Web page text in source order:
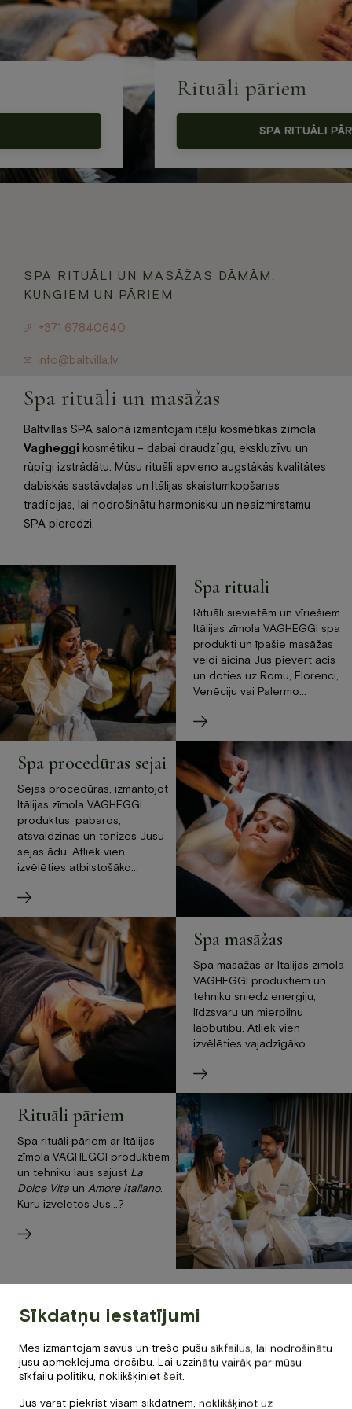
Jaunumi
Dāvanu karte
Galerija
SPA RITUĀLI UN MASĀŽAS DĀMĀM,
KUNGIEM UN PĀRIEM
+371 67840640
info@baltvilla.lv
Rituāli pāriem
Spa rituāli un masāžas
Baltvillas SPA salonā izmantojam itāļu kosmētikas zīmola
Vagheggi kosmētiku – dabai draudzīgu, ekskluzīvu un
rūpīgi izstrādātu. Mūsu rituāli apvieno augstākās kvalitātes
dabiskās sastāvdaļas un Itālijas skaistumkopšanas
tradīcijas, lai nodrošinātu harmonisku un neaizmirstamu
SPA pieredzi.
Spa rituāli
Rituāli sievietēm un vīriešiem.
Itālijas zīmola VAGHEGGI spa
produkti un īpašie masāžas
veidi aicina Jūs pievērt acis
un doties uz Romu, Florenci,
Venēciju vai Palermo…
Spa procedūras sejai
Sejas procedūras, izmantojot
Itālijas zīmola VAGHEGGI
produktus, pabaros,
atsvaidzinās un tonizēs Jūsu
sejas ādu. Atliek vien
izvēlēties atbilstošāko…
Spa masāžas
Spa masāžas ar Itālijas zīmola
VAGHEGGI produktiem un
tehniku sniedz enerģiju,
līdzsvaru un mierpilnu
labbūtību. Atliek vien
izvēlēties vajadzīgāko…
Rituāli pāriem
Spa rituāli pāriem ar Itālijas
zīmola VAGHEGGI produktiem
un tehniku ļaus sajust La
Dolce Vita un Amore Italiano.
Kuru izvēlētos Jūs…?
Ieguvumi
Mūsu spa rituāli un procedūras ir īpaši veidotas,
piemeklējot labākos itāļu zīmola Vagheggi kosmētikas
Sīkdatņu iestatījumi
Mēs izmantojam savus un trešo pušu sīkfailus, lai nodrošinātu
jūsu apmeklējuma drošību. Lai uzzinātu vairāk par mūsu
sīkfailu politiku, noklikšķiniet šeit.
Jūs varat piekrist visām sīkdatnēm, noklikšķinot uz